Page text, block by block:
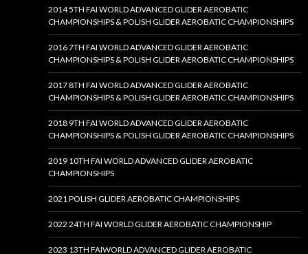
2014 5TH FAI WORLD ADVANCED GLIDER AEROBATIC
CHAMPIONSHIPS & POLISH GLIDER AEROBATIC CHAMPIONSHIPS
2016 7TH FAI WORLD ADVANCED GLIDER AEROBATIC
CHAMPIONSHIPS & POLISH GLIDER AEROBATIC CHAMPIONSHIPS
2017 8TH FAI WORLD ADVANCED GLIDER AEROBATIC
CHAMPIONSHIPS & POLISH GLIDER AEROBATIC CHAMPIONSHIPS
2018 9TH FAI WORLD ADVANCED GLIDER AEROBATIC
CHAMPIONSHIPS & POLISH GLIDER AEROBATIC CHAMPIONSHIPS
2019 10TH FAI WORLD ADVANCED GLIDER AEROBATIC
CHAMPIONSHIPS
2021 POLISH GLIDER AEROBATIC CHAMPIONSHIPS
2022 24TH FAI WORLD GLIDER AEROBATIC CHAMPIONSHIP
2023 13TH FAIWORLD ADVANCED GLIDER AEROBATIC